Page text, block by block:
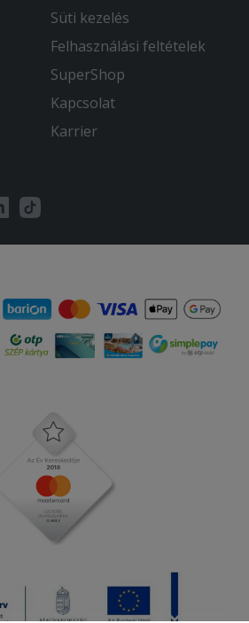
Süti kezelés
Felhasználási feltételek
SuperShop
Kapcsolat
Karrier